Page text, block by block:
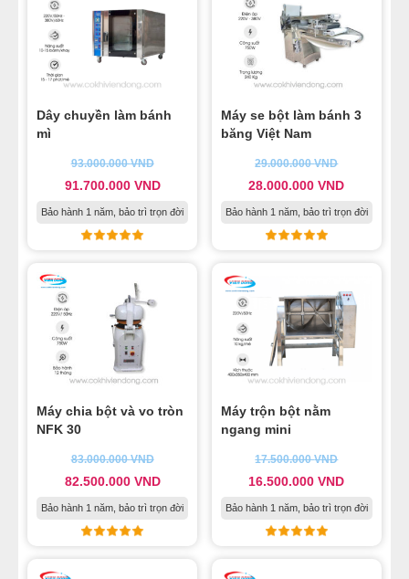
22
Một số lưu ý khi sử dụng máy trộn bột Việt Nam
23
Nên mua máy trộn bột loại nào là phù hợp nhất?
Dây chuyền làm bánh
mì
93.000.000VND
91.700.000 VND
Bảo hành 1 năm, bảo trì trọn đời
Máy se bột làm bánh 3
băng Việt Nam
29.000.000VND
28.000.000VND
Bảo hành 1 năm, bảo trì trọn đời
Máy chia bột và vo tròn
NFK 30
83.000.000VND
82.500.000 VND
Bảo hành 1 năm, bảo trì trọn đời
Máy trộn bột nằm
ngang mini
17.500.000VND
16.500.000VND
Bảo hành 1 năm, bảo trì trọn đời